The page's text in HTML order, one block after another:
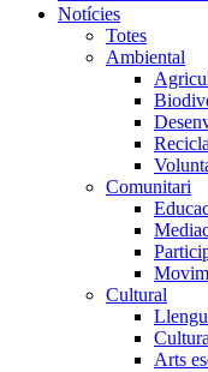
Navegació
principal
Notícies
Totes
Ambiental
Comunitari
Cultural
Arts